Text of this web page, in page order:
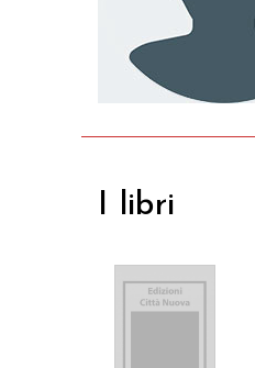
I libri